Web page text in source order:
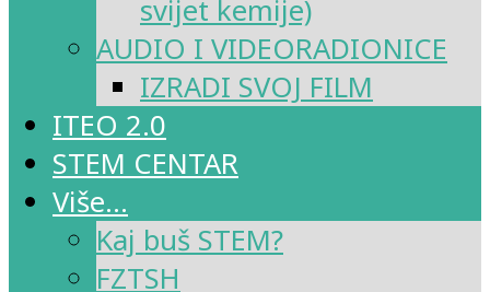
svijet kemije)
AUDIO I VIDEORADIONICE
IZRADI SVOJ FILM
ITEO 2.0
STEM CENTAR
Više…
Kaj buš STEM?
FZTSH